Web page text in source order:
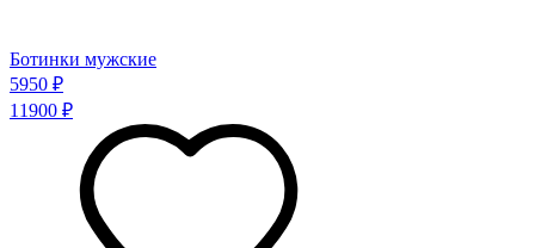
Ботинки мужские
5950 ₽
11900 ₽